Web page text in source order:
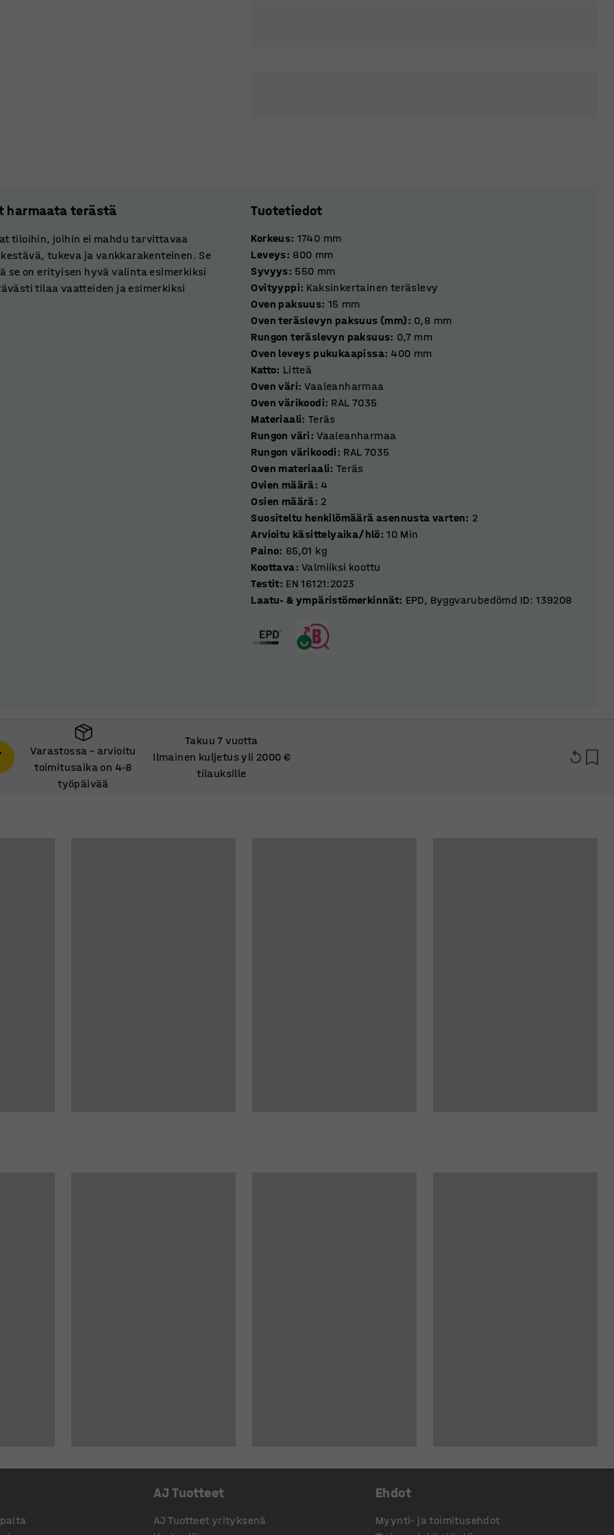
harmaata terästä
tiloihin, joihin ei mahdu tarvittavaa
tukeva ja vankkarakenteinen. Se
se on erityisen hyvä valinta esimerkiksi
tilaa vaatteiden ja esimerkiksi
vahva ja iskunkestävä pinta kestää
ja alhaalla on ilmanvaihtoreiät.
mm paksut ja vankkarakenteiset.
varten. Ovissa on ovenpysäyttimet,
Tuotetiedot
Korkeus: 1740 mm
Leveys: 800 mm
Syvyys: 550 mm
Ovityyppi: Kaksinkertainen teräslevy
Oven paksuus: 15 mm
Oven teräslevyn paksuus (mm): 0,8 mm
Rungon teräslevyn paksuus: 0,7 mm
Oven leveys pukukaapissa: 400 mm
Katto: Litteä
Oven väri: Vaaleanharmaa
Oven värikoodi: RAL 7035
Materiaali: Teräs
Rungon väri: Vaaleanharmaa
Rungon värikoodi: RAL 7035
Oven materiaali: Teräs
Ovien määrä: 4
Osien määrä: 2
Suositeltu henkilömäärä asennusta varten: 2
Arvioitu käsittelyaika/hlö: 10 Min
Paino: 65,01 kg
Koottava: Valmiiksi koottu
Testit: EN 16121:2023
Laatu- & ympäristömerkinnät: EPD, Byggvarubedömd ID: 139208
Varastossa – arvioitu
toimitusaika on 4‑8
työpäivää
Takuu 7 vuotta
Ilmainen kuljetus yli 2000 €
tilauksille
AJ Tuotteet
AJ Tuotteet yrityksenä
Ehdot
Myynti- ja toimitusehdot